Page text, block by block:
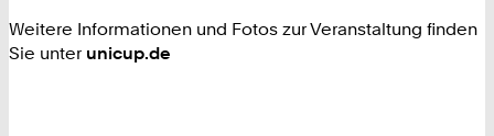
Weitere Informationen und Fotos zur Veranstaltung finden
Sie unter unicup.de